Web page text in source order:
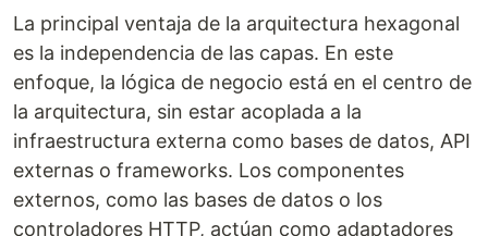
La principal ventaja de la arquitectura hexagonal
es la independencia de las capas. En este
enfoque, la lógica de negocio está en el centro de
la arquitectura, sin estar acoplada a la
infraestructura externa como bases de datos, API
externas o frameworks. Los componentes
externos, como las bases de datos o los
controladores HTTP, actúan como adaptadores